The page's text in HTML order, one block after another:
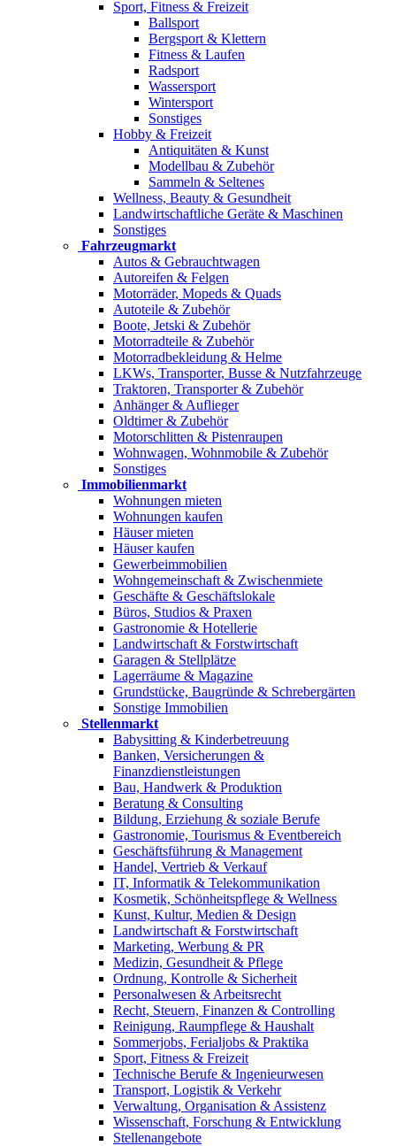
Sport, Fitness & Freizeit
Ballsport
Bergsport & Klettern
Fitness & Laufen
Radsport
Wassersport
Wintersport
Sonstiges
Hobby & Freizeit
Antiquitäten & Kunst
Modellbau & Zubehör
Sammeln & Seltenes
Wellness, Beauty & Gesundheit
Landwirtschaftliche Geräte & Maschinen
Sonstiges
Fahrzeugmarkt
Autos & Gebrauchtwagen
Autoreifen & Felgen
Motorräder, Mopeds & Quads
Autoteile & Zubehör
Boote, Jetski & Zubehör
Motorradteile & Zubehör
Motorradbekleidung & Helme
LKWs, Transporter, Busse & Nutzfahrzeuge
Traktoren, Transporter & Zubehör
Anhänger & Auflieger
Oldtimer & Zubehör
Motorschlitten & Pistenraupen
Wohnwagen, Wohnmobile & Zubehör
Sonstiges
Immobilienmarkt
Wohnungen mieten
Wohnungen kaufen
Häuser mieten
Häuser kaufen
Gewerbeimmobilien
Wohngemeinschaft & Zwischenmiete
Geschäfte & Geschäftslokale
Büros, Studios & Praxen
Gastronomie & Hotellerie
Landwirtschaft & Forstwirtschaft
Garagen & Stellplätze
Lagerräume & Magazine
Grundstücke, Baugründe & Schrebergärten
Sonstige Immobilien
Stellenmarkt
Babysitting & Kinderbetreuung
Banken, Versicherungen &
Finanzdienstleistungen
Bau, Handwerk & Produktion
Beratung & Consulting
Bildung, Erziehung & soziale Berufe
Gastronomie, Tourismus & Eventbereich
Geschäftsführung & Management
Handel, Vertrieb & Verkauf
IT, Informatik & Telekommunikation
Kosmetik, Schönheitspflege & Wellness
Kunst, Kultur, Medien & Design
Landwirtschaft & Forstwirtschaft
Marketing, Werbung & PR
Medizin, Gesundheit & Pflege
Ordnung, Kontrolle & Sicherheit
Personalwesen & Arbeitsrecht
Recht, Steuern, Finanzen & Controlling
Reinigung, Raumpflege & Haushalt
Sommerjobs, Ferialjobs & Praktika
Sport, Fitness & Freizeit
Technische Berufe & Ingenieurwesen
Transport, Logistik & Verkehr
Verwaltung, Organisation & Assistenz
Wissenschaft, Forschung & Entwicklung
Stellenangebote